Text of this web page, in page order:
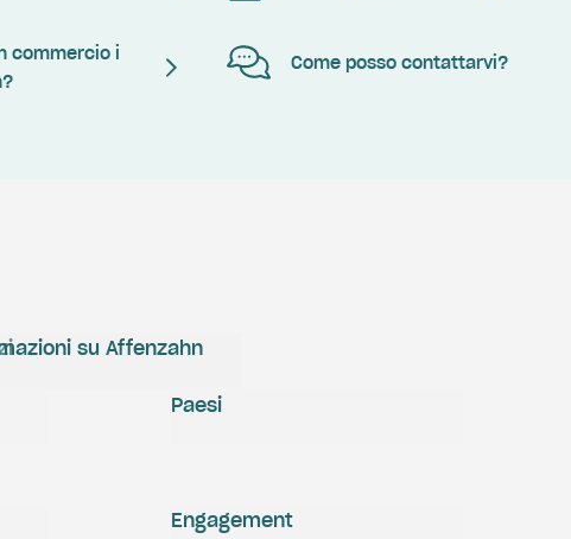
commercio i
Come posso contattarvi?
su Affenzahn
Engagement
Paesi